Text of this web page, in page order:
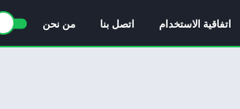
اتفاقية الاستخدام اتصل بنا من نحن